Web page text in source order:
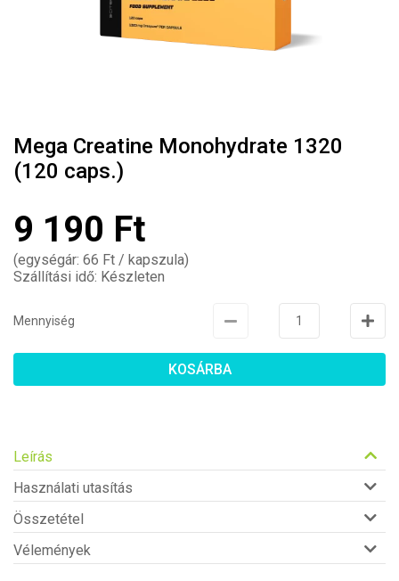
Mega Creatine Monohydrate 1320
(120 caps.)
9 190 Ft
(egységár: 66 Ft / kapszula)
Szállítási idő: Készleten
Mennyiség
KOSÁRBA
Leírás
Használati utasítás
Összetétel
Vélemények